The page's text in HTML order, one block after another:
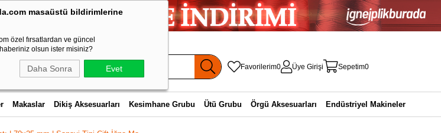
masaüstü bildirimlerine
özel fırsatlardan ve güncel
olsun ister misiniz?
Daha Sonra Evet Favorilerim0 Üye Girişi Sepetim0
Makaslar Dikiş Aksesuarları Kesimhane Grubu Ütü Grubu Örgü Aksesuarları Endüstriyel Makineler